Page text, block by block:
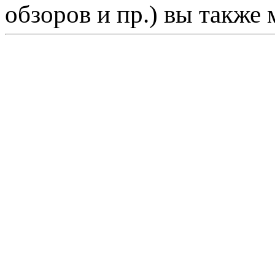
обзоров и пр.) вы также